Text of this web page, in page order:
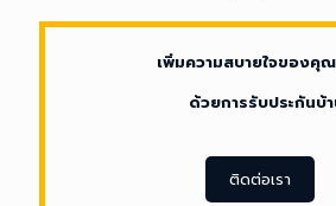
เพิ่มควา
สบายใจข
คุณลูกค้า
เพิ่มความสบายใจของคุ
ด้วยการรับประกันบ้
ติดต่อเรา